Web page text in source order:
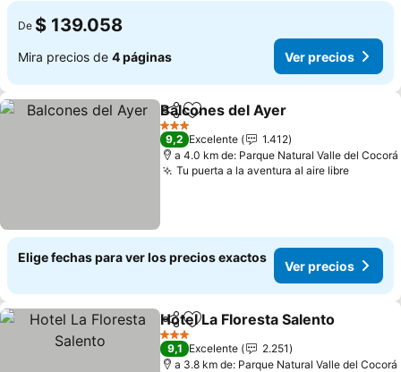
De $ 139.058
Mira precios de 4 páginas Ver precios
CompartirAgregar a favoritos
Balcones del Ayer
3 Estrellas
9,2 Excelente
1.412
a 4.0 km de: Parque Natural Valle del Cocorá
Tu puerta a la aventura al aire libre
Elige fechas para ver los precios exactos
Ver precios
CompartirAgregar a favoritos
Hotel La Floresta Salento
3 Estrellas
9,1 Excelente
2.251
a 3.8 km de: Parque Natural Valle del Cocorá